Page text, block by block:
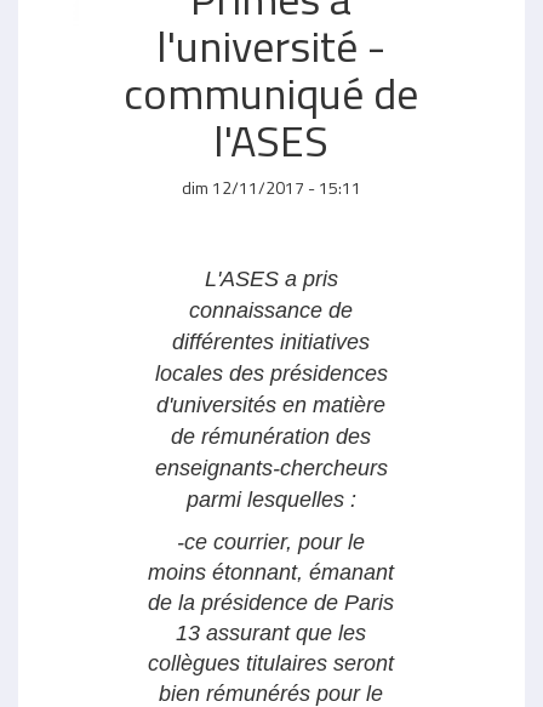
l'université -
communiqué de
l'ASES
dim 12/11/2017 - 15:11
L'ASES a pris
connaissance de
différentes initiatives
locales des présidences
d'universités en matière
de rémunération des
enseignants-chercheurs
parmi lesquelles :
-ce courrier, pour le
moins étonnant, émanant
de la présidence de Paris
13 assurant que les
collègues titulaires seront
bien rémunérés pour le